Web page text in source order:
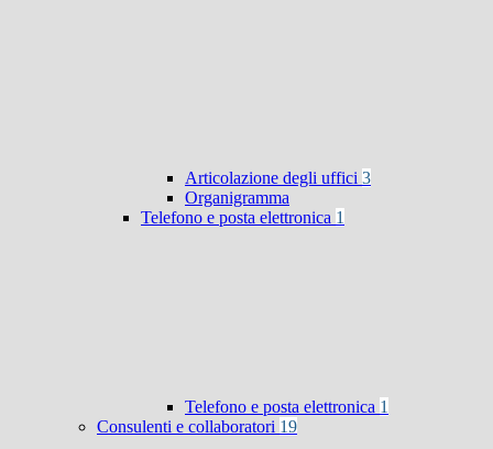
Articolazione degli uffici 3
Organigramma
Telefono e posta elettronica 1
Telefono e posta elettronica 1
Consulenti e collaboratori 19